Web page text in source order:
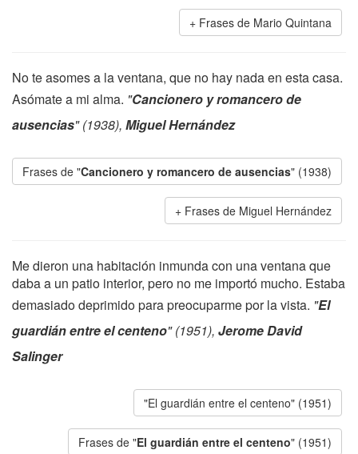
Frases de Mario Quintana
No te asomes a la ventana, que no hay nada en esta casa.
Asómate a mi alma. "Cancionero y romancero de
ausencias" (1938), Miguel Hernández
Frases de "Cancionero y romancero de ausencias" (1938)
Frases de Miguel Hernández
Me dieron una habitación inmunda con una ventana que
daba a un patio interior, pero no me importó mucho. Estaba
demasiado deprimido para preocuparme por la vista. "El
guardián entre el centeno" (1951), Jerome David
Salinger
"El guardián entre el centeno" (1951)
Frases de "El guardián entre el centeno" (1951)